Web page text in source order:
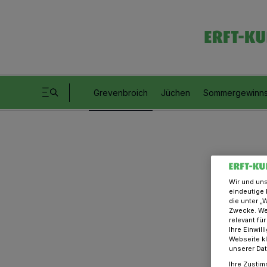
Grevenbroich Jüchen
Wir und
eindeutige
die unter
Zwecke.
relevant
Ihre
Webseite
unserer
Ihre